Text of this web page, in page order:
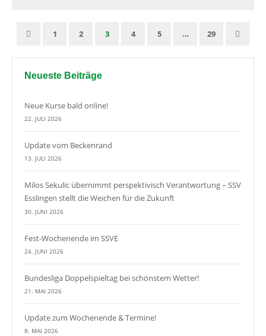
1 2 3 4 5 … 29
Neueste Beiträge
Neue Kurse bald online!
22. JULI 2026
Update vom Beckenrand
13. JULI 2026
Milos Sekulic übernimmt perspektivisch Verantwortung – SSV
Esslingen stellt die Weichen für die Zukunft
30. JUNI 2026
Fest-Wochenende im SSVE
24. JUNI 2026
Bundesliga Doppelspieltag bei schönstem Wetter!
21. MAI 2026
Update zum Wochenende & Termine!
8. MAI 2026